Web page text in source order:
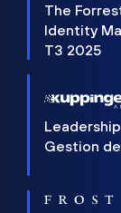
The
Identity
T3 2025
Gestion